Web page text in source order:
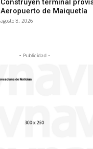
Construyen terminal
Aeropuerto de Maiquetía
agosto 8, 2026
- Publicidad -